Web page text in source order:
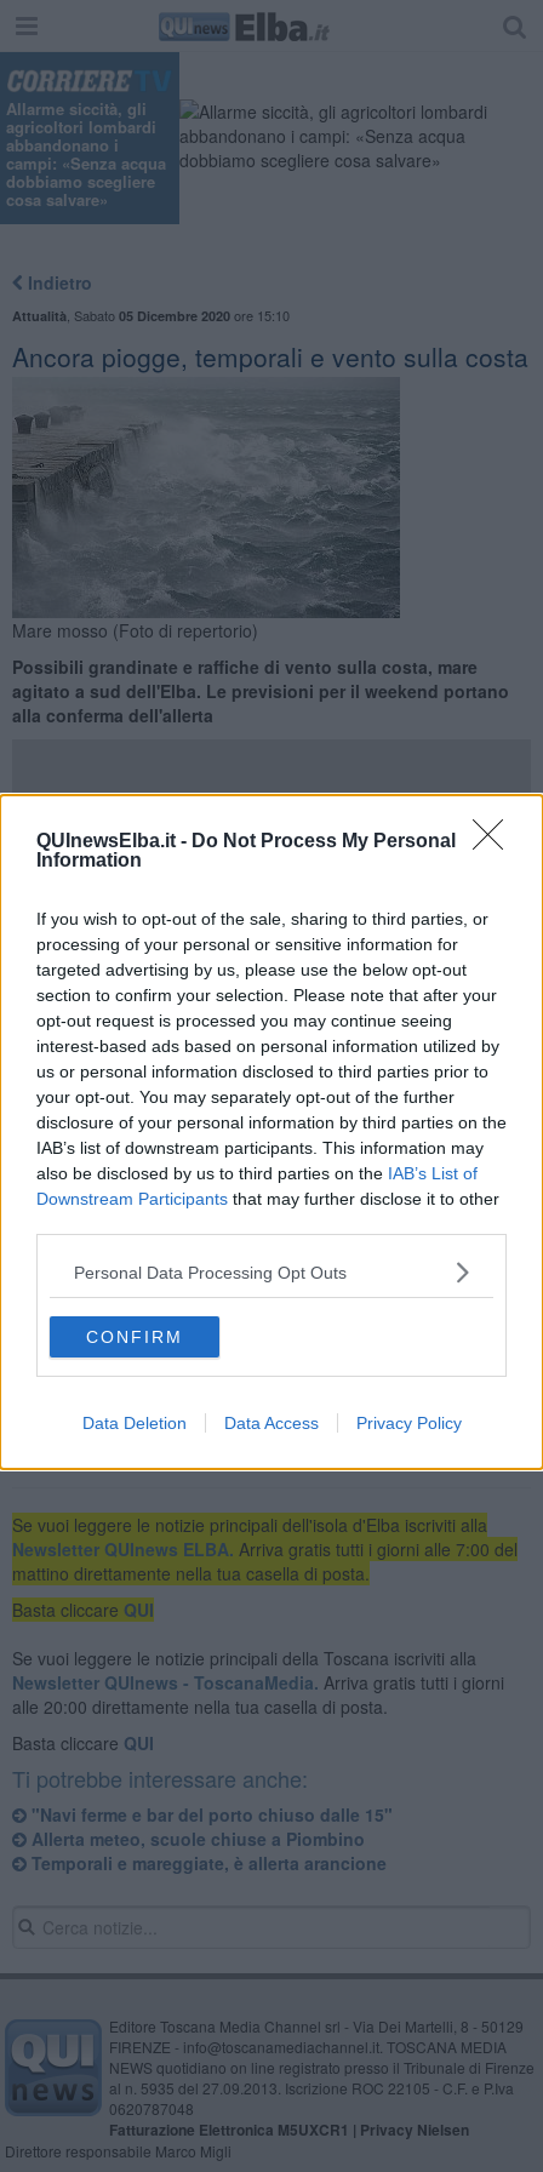
QUInewsElba.it - Do Not Process My Personal
Information
If you wish to opt-out of the sale, sharing to third parties, or
processing of your personal or sensitive information for
targeted advertising by us, please use the below opt-out
section to confirm your selection. Please note that after your
opt-out request is processed you may continue seeing
interest-based ads based on personal information utilized by
us or personal information disclosed to third parties prior to
your opt-out. You may separately opt-out of the further
disclosure of your personal information by third parties on the
IAB’s list of downstream participants. This information may
also be disclosed by us to third parties on the IAB’s List of
Downstream Participants that may further disclose it to other
Personal Data Processing Opt Outs
CONFIRM
Data Deletion Data Access Privacy Policy
Allarme siccità, gli
agricoltori lombardi
abbandonano i
campi: «Senza acqua
dobbiamo scegliere
cosa salvare»
Indietro
Attualità Sabato 05 Dicembre 2020ore 15:10
Ancora piogge, temporali e vento sulla costa
Mare mosso (Foto di repertorio)
Possibili grandinate e raffiche di vento sulla costa, mare
agitato a sud dell'Elba. Le previsioni per il weekend portano
alla conferma dell'allerta
FIRENZE —Prosegue l'ondata di maltempo che interessa tutta la
Piogge diffuse sulle zone nord occidentali della regione, anche a
carattere temporalesco, particolarmente significative sui rilievi. Sulle
altre zone piogge sparse, in intensificazione dalla sera soprattutto
su senese e aretino, al nord esulla costa possibili temporali
soprattutto dove saranno possibili anche raffiche di vento e
grandinate. Il vento soffierà forte nel corso della giornata di oggi,
sabato, soprattutto su Arcipelago, costa centro meridionale, colline
e zone montuose, per attenuarsi gradualmente in serata. Mare
agitato a sud dell'Elba, molto mosso a nord; domenica ovunque
molto mosso tendente a mosso.
confermato il
codice arancioneper l'intera giornata di sabato 5 Dicembre per le
aree della Lunigiana, Bisenzio, Ombrone pistoiese e valle dell'Arno.
Codice giallo, invece, per l'intera regione, a partire dalla
mezzanotte di sabato e per la giornata di domenica 6 Dicembre.
Se vuoi leggere le notizie principali dell'isola d'Elba iscriviti alla
Newsletter QUInews ELBA. Arriva gratis tutti i giorni alle 7:00 del
mattino direttamente nella tua casella di posta.
Basta cliccare QUI
Se vuoi leggere le notizie principali della Toscana iscriviti alla
Newsletter QUInews - ToscanaMedia. Arriva gratis tutti i giorni
alle 20:00 direttamente nella tua casella di posta.
Basta cliccare QUI
Ti potrebbe interessare anche:
"Navi ferme e bar del porto chiuso dalle 15"
Allerta meteo, scuole chiuse a Piombino
Temporali e mareggiate, è allerta arancione
Editore Toscana Media Channel srl - Via Dei Martelli, 8 - 50129
FIRENZE - info@toscanamediachannel.it. TOSCANA MEDIA
NEWS quotidiano on line registrato presso il Tribunale di Firenze
al n. 5935 del 27.09.2013. Iscrizione ROC 22105 - C.F. e P.Iva
0620787048
Fatturazione Elettronica M5UXCR1 | Privacy Nielsen
Direttore responsabile Marco Migli